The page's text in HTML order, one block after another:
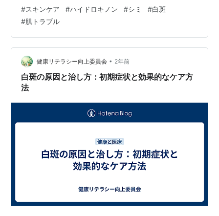
ハイドロキノンは分類上「化粧品」に属します。 意外な
ことに、日本では美白を訴求できる有効成分として認め
られておらず、医薬部外品への配合は認められていませ
ん。 今回は、この知っているようで意外と知らないハイ
ドロキノンについて詳しく見てみましょう。 ■天然由来
の成分 ハイドロキノンは、い…
#スキンケア #ハイドロキノン #シミ #白斑
#肌トラブル
健康リテラシー向上委員会 • 2年前
白斑の原因と治し方：初期症状と効果的なケア方
法